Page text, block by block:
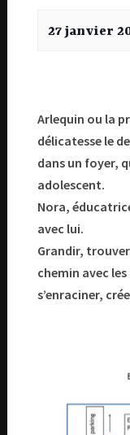
27 janvier
Arlequin ou la
délicatesse le
dans un foyer,
adolescent.
Nora,
avec lui.
Grandir,
chemin avec
s’enraciner,